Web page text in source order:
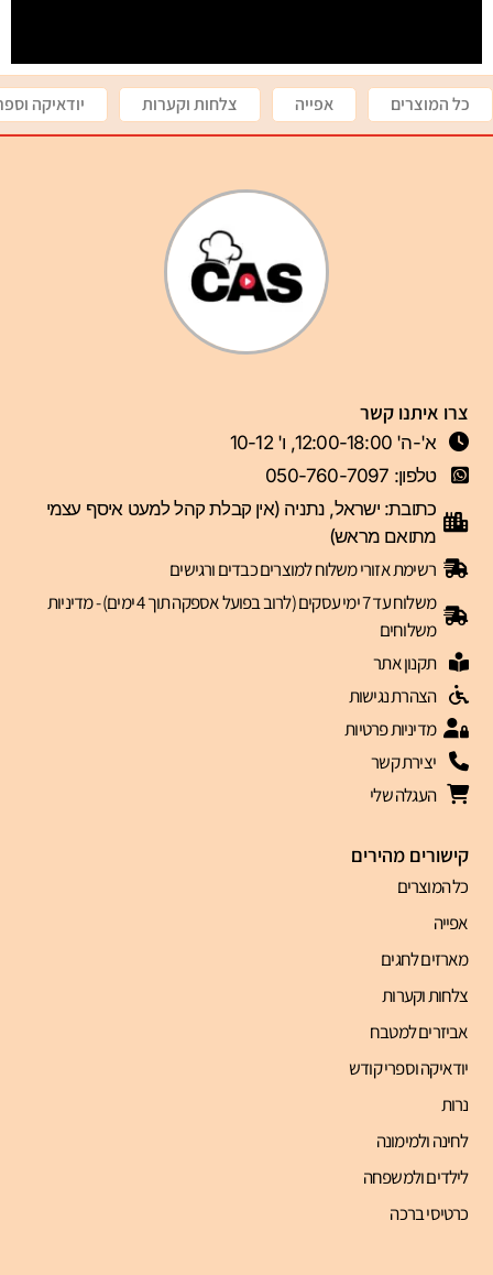
כל המוצרים אפייה צלחות וקערות יודאיקה
קישורים מהירים
כל המוצרים
אפייה
מארזים לחגים
צלחות וקערות
אביזרים למטבח
יודאיקה וספרי קודש
נרות
לחינה ולמימונה
לילדים ולמשפחה
כרטיסי ברכה
צרו איתנו קשר
א'-ה' 12:00-18:00, ו' 10-12
טלפון: 050-760-7097
כתובת: ישראל, נתניה (אין קבלת קהל למעט איסף עצמי
מתואם מראש)
רשימת אזורי משלוח למוצרים כבדים ורגישים
משלוח עד 7 ימי עסקים (לרוב בפועל אספקה תוך 4 ימים) - מדיניות
משלוחים
תקנון אתר
הצהרת נגישות
מדיניות פרטיות
יצירת קשר
העגלה שלי